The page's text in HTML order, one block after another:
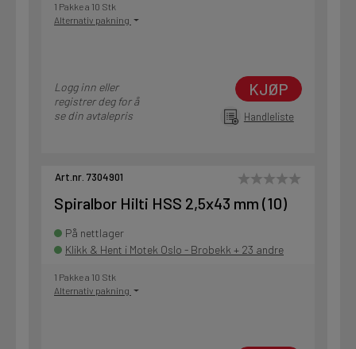
1 Pakke a 10 Stk
Alternativ pakning
Logg inn eller
registrer deg for å
se din avtalepris
KJØP
Handleliste
Art.nr. 7304901
Spiralbor Hilti HSS 2,5x43 mm (10)
På nettlager
Klikk & Hent i Motek Oslo - Brobekk + 23 andre
1 Pakke a 10 Stk
Alternativ pakning